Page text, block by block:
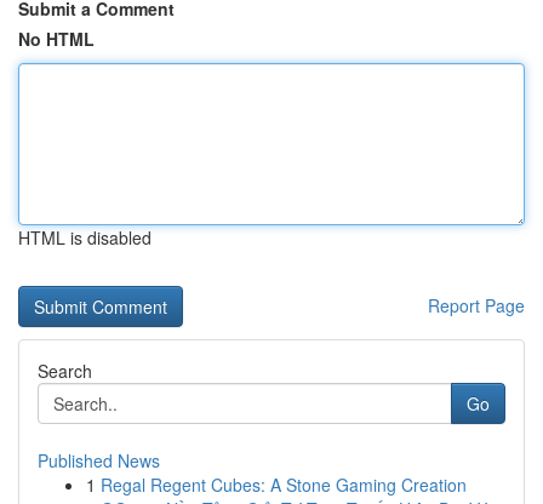
Submit a Comment
No HTML
HTML is disabled
Report Page
Search
Go
Published News
1 Regal Regent Cubes: A Stone Gaming Creation